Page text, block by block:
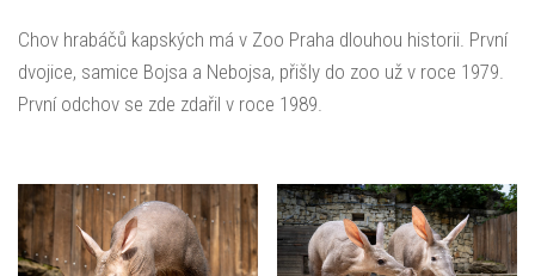
Chov hrabáčů kapských má v Zoo Praha dlouhou historii. První
dvojice, samice Bojsa a Nebojsa, přišly do zoo už v roce 1979.
První odchov se zde zdařil v roce 1989.